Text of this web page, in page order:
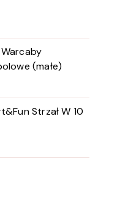
(małe)
Strzał W 10